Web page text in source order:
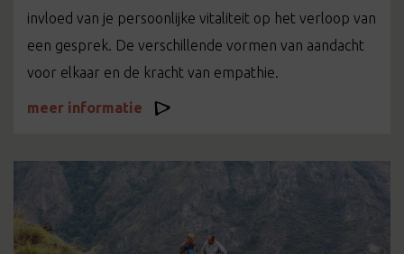
invloed van je persoonlijke vitaliteit op het verloop van
een gesprek. De verschillende vormen van aandacht
voor elkaar en de kracht van empathie.
meer informatie